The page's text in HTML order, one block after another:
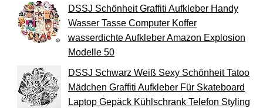
DSSJ Schönheit Graffiti Aufkleber Handy
Wasser Tasse Computer Koffer
wasserdichte Aufkleber Amazon Explosion
Modelle 50
DSSJ Schwarz Weiß Sexy Schönheit Tatoo
Mädchen Graffiti Aufkleber Für Skateboard
Laptop Gepäck Kühlschrank Telefon Styling